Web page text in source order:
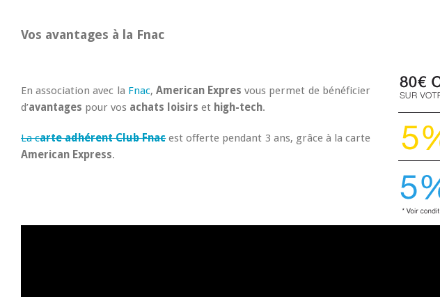
Vos avantages à la Fnac
En association avec la Fnac, American Expres vous permet de bénéficier
d’avantages pour vos achats loisirs et high-tech.
La carte adhérent Club Fnacest offerte pendant 3 ans, grâce à la carte
American Express.